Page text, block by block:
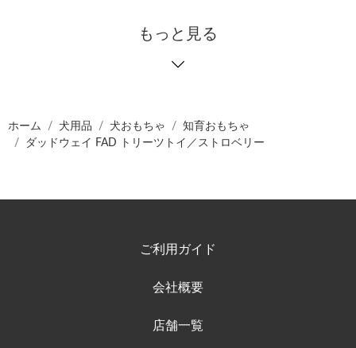
もっと見る
ホーム 犬用品 犬おもちゃ
知育おもちゃ
ダッドウェイ FAD トリーツトイ／ストロベリー
ご利用ガイド
会社概要
店舗一覧